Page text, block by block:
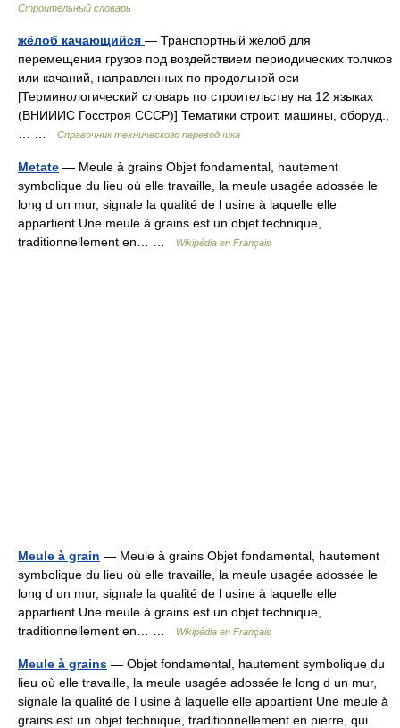
Строительный словарь
жёлоб качающийся — Транспортный жёлоб для
перемещения грузов под воздействием периодических толчков
или качаний, направленных по продольной оси
[Терминологический словарь по строительству на 12 языках
(ВНИИИС Госстроя СССР)] Тематики строит. машины, оборуд.,
Справочник технического переводчика
Metate — Meule à grains Objet fondamental, hautement
symbolique du lieu où elle travaille, la meule usagée adossée le
long d un mur, signale la qualité de l usine à laquelle elle
appartient Une meule à grains est un objet technique,
traditionnellement en… …
Wikipédia en Français
Meule à grain — Meule à grains Objet fondamental, hautement
symbolique du lieu où elle travaille, la meule usagée adossée le
long d un mur, signale la qualité de l usine à laquelle elle
appartient Une meule à grains est un objet technique,
traditionnellement en… …
Wikipédia en Français
Meule à grains — Objet fondamental, hautement symbolique du
lieu où elle travaille, la meule usagée adossée le long d un mur,
signale la qualité de l usine à laquelle elle appartient Une meule à
grains est un objet technique, traditionnellement en pierre, qui…